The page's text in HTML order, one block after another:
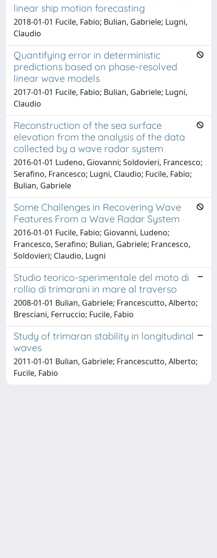
linear ship motion forecasting
2018-01-01 Fucile, Fabio; Bulian, Gabriele; Lugni,
Claudio
Quantifying error in deterministic
predictions based on phase-resolved
linear wave models
2017-01-01 Fucile, Fabio; Bulian, Gabriele; Lugni,
Claudio
Reconstruction of the sea surface
elevation from the analysis of the data
collected by a wave radar system
2016-01-01 Ludeno, Giovanni; Soldovieri, Francesco;
Serafino, Francesco; Lugni, Claudio; Fucile, Fabio;
Bulian, Gabriele
Some Challenges in Recovering Wave
Features From a Wave Radar System
2016-01-01 Fucile, Fabio; Giovanni, Ludeno;
Francesco, Serafino; Bulian, Gabriele; Francesco,
Soldovieri; Claudio, Lugni
Studio teorico-sperimentale del moto di
rollio di trimarani in mare al traverso
2008-01-01 Bulian, Gabriele; Francescutto, Alberto;
Bresciani, Ferruccio; Fucile, Fabio
Study of trimaran stability in longitudinal
waves
2011-01-01 Bulian, Gabriele; Francescutto, Alberto;
Fucile, Fabio